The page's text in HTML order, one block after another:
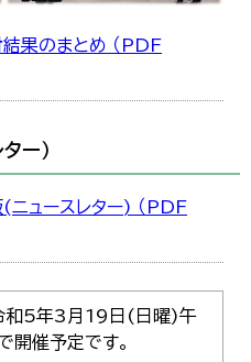
果のまとめ （PDF
ー）
ニュースレター) （PDF
和5年3月19日(日曜)午
開催予定です。